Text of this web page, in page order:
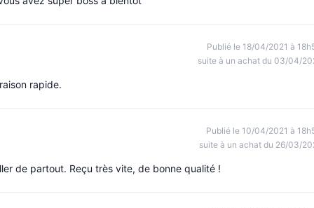
Publié le 18/04/2021 à
suite à un achat du 03/04/
rapide.
Publié le 10/04/2021 à
suite à un achat du 26/03/
de partout. Reçu très vite, de bonne qualité !